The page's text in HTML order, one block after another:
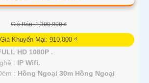
Giá Bán: 1,300,000 ₫
Giá Khuyến Mại: 910,000 ₫
HD 1080P .
: IP Wifi.
: Hồng Ngoại 30m Hồng Ngoại